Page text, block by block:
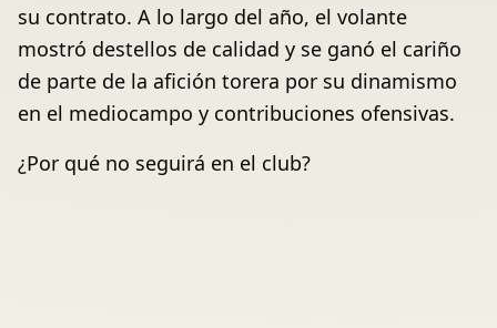
su contrato. A lo largo del año, el volante
mostró destellos de calidad y se ganó el cariño
de parte de la afición torera por su dinamismo
en el mediocampo y contribuciones ofensivas.
¿Por qué no seguirá en el club?